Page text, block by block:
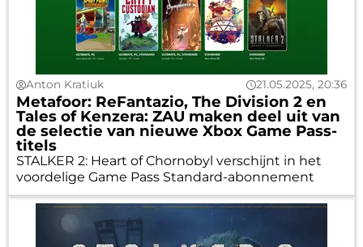
Anton Kratiuk 21.05.2025, 20:36
Metafoor: ReFantazio, The Division 2 en
Tales of Kenzera: ZAU maken deel uit van
de selectie van nieuwe Xbox Game Pass-
titels
STALKER 2: Heart of Chornobyl verschijnt in het
voordelige Game Pass Standard-abonnement